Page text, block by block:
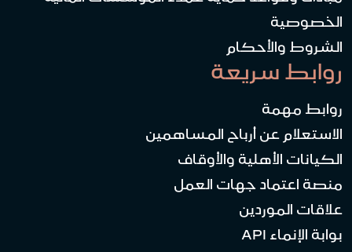
الخصوصية
الشروط والأحكام
روابط سريعة
روابط مهمة
الاستعلام عن أرباح المساهمين
الكيانات الأهلية والأوقاف
منصة اعتماد جهات العمل
علاقات الموردين
بوابة الإنماء API